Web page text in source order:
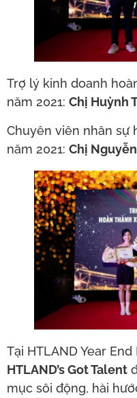
Trợ lý kinh doanh
năm 2021: Chị Huỳnh
Chuyên viên nhân sự
năm 2021: Chị
Tại HTLAND Year
HTLAND’s Got Talent
mục sôi động, hài